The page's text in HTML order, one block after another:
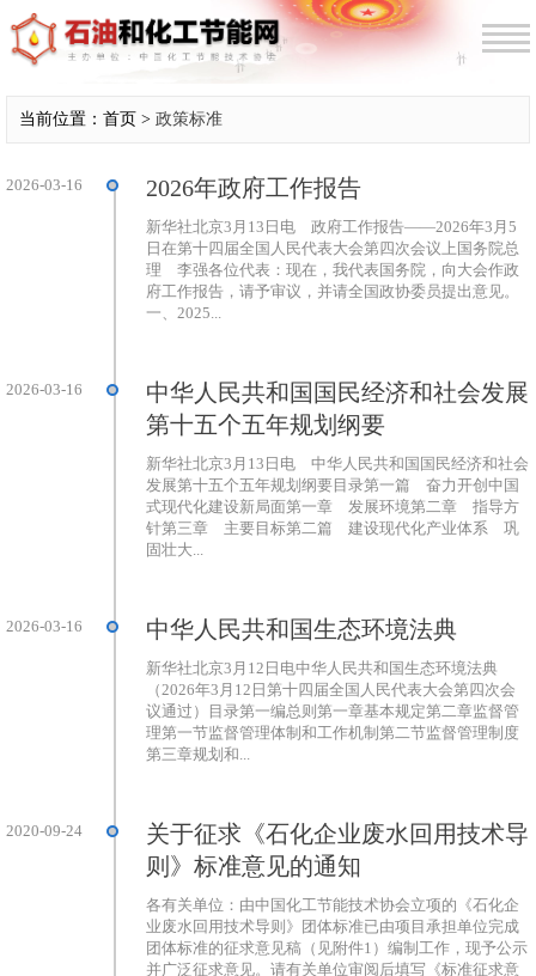
当前位置：首页 > 政策标准
2026-03-16 2026年政府工作报告
新华社北京3月13日电 政府工作报告——2026年3月5
日在第十四届全国人民代表大会第四次会议上国务院总
理 李强各位代表：现在，我代表国务院，向大会作政
府工作报告，请予审议，并请全国政协委员提出意见。
一、2025...
2026-03-16
中华人民共和国国民经济和社会发展
第十五个五年规划纲要
新华社北京3月13日电 中华人民共和国国民经济和社会
发展第十五个五年规划纲要目录第一篇 奋力开创中国
式现代化建设新局面第一章 发展环境第二章 指导方
针第三章 主要目标第二篇 建设现代化产业体系 巩
固壮大...
2026-03-16 中华人民共和国生态环境法典
新华社北京3月12日电中华人民共和国生态环境法典
（2026年3月12日第十四届全国人民代表大会第四次会
议通过）目录第一编总则第一章基本规定第二章监督管
理第一节监督管理体制和工作机制第二节监督管理制度
第三章规划和...
2020-09-24
关于征求《石化企业废水回用技术导
则》标准意见的通知
各有关单位：由中国化工节能技术协会立项的《石化企
业废水回用技术导则》团体标准已由项目承担单位完成
团体标准的征求意见稿（见附件1）编制工作，现予公示
并广泛征求意见。请有关单位审阅后填写《标准征求意